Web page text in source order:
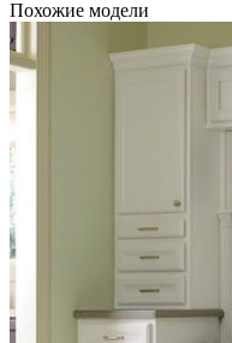
Похожие модели